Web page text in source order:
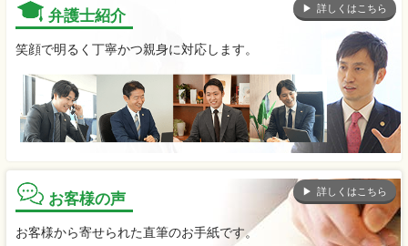
弁護士紹介 詳しくはこちら
笑顔で明るく丁寧かつ親身に対応します。
お客様の声 詳しくはこちら
お客様から寄せられた直筆のお手紙です。